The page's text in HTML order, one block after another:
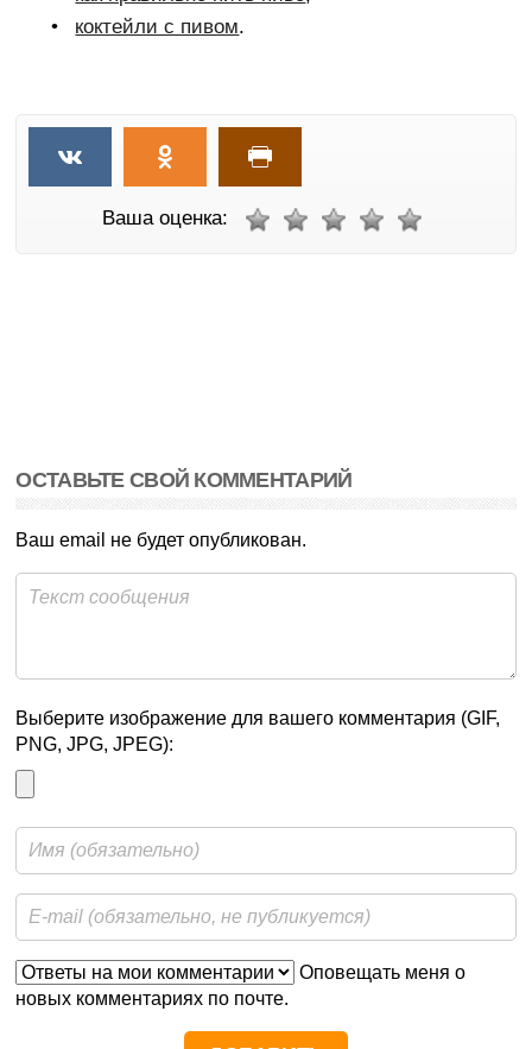
коктейли с пивом.
Ваша оценка:
ОСТАВЬТЕ СВОЙ КОММЕНТАРИЙ
Ваш email не будет опубликован.
Выберите изображение для вашего комментария (GIF,
PNG, JPG, JPEG):
Оповещать меня о
новых комментариях по почте.